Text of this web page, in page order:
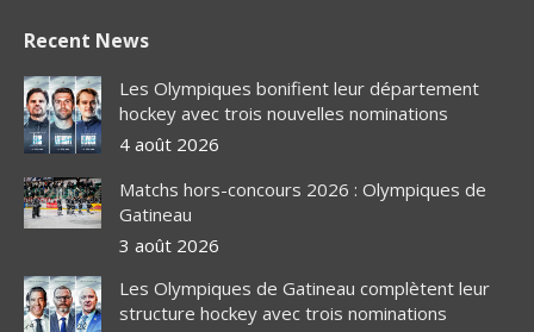
Recent News
Les Olympiques bonifient leur département
hockey avec trois nouvelles nominations
4 août 2026
Matchs hors-concours 2026 : Olympiques de
Gatineau
3 août 2026
Les Olympiques de Gatineau complètent leur
structure hockey avec trois nominations